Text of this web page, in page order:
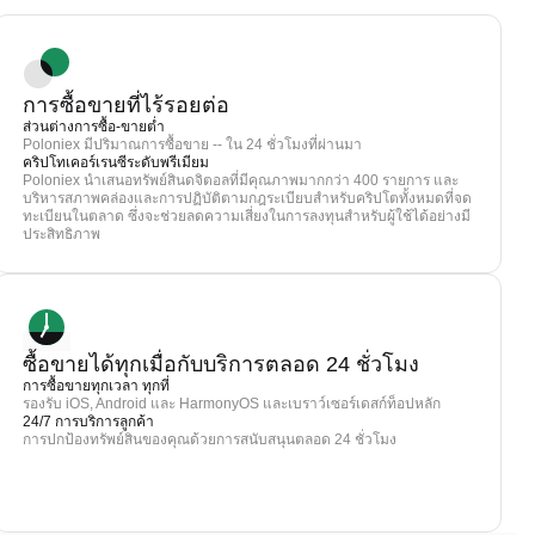
การซื้อขายที่ไร้รอยต่อ
ส่วนต่างการซื้อ-ขายต่ำ
Poloniex มีปริมาณการซื้อขาย -- ใน 24 ชั่วโมงที่ผ่านมา
คริปโทเคอร์เรนซีระดับพรีเมียม
Poloniex นำเสนอทรัพย์สินดจิตอลที่มีคุณภาพมากกว่า 400 รายการ และ
บริหารสภาพคล่องและการปฏิบัติตามกฎระเบียบสำหรับคริปโตทั้งหมดที่จด
ทะเบียนในตลาด ซึ่งจะช่วยลดความเสี่ยงในการลงทุนสำหรับผู้ใช้ได้อย่างมี
ประสิทธิภาพ
ซื้อขายได้ทุกเมื่อกับบริการตลอด 24 ชั่วโมง
การซื้อขายทุกเวลา ทุกที่
รองรับ iOS, Android และ HarmonyOS และเบราว์เซอร์เดสก์ท็อปหลัก
24/7 การบริการลูกค้า
การปกป้องทรัพย์สินของคุณด้วยการสนับสนุนตลอด 24 ชั่วโมง